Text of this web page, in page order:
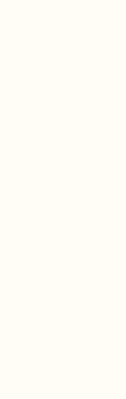
parketgulv og indbygget skab,
udestue med vinduesfag i
swimmingpool, der er en stor
bryggers med klinkegulv samt
og badekar samt